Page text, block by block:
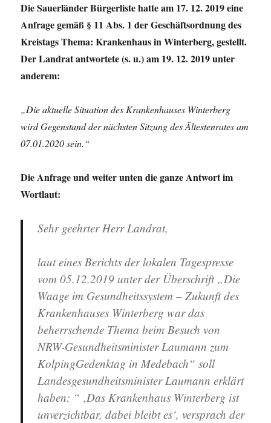
Die Sauerländer Bürgerliste hatte am 17. 12. 2019 eine
Anfrage gemäß § 11 Abs. 1 der Geschäftsordnung des
Kreistags Thema: Krankenhaus in Winterberg, gestellt.
Der Landrat antwortete (s. u.) am 19. 12. 2019 unter
anderem:
„Die aktuelle Situation des Krankenhauses Winterberg
wird Gegenstand der nächsten Sitzung des Ältestenrates am
07.01.2020 sein.“
Die Anfrage und weiter unten die ganze Antwort im
Wortlaut:
Sehr geehrter Herr Landrat,
laut eines Berichts der lokalen Tagespresse
vom 05.12.2019 unter der Überschrift „Die
Waage im Gesundheitssystem – Zukunft des
Krankenhauses Winterberg war das
beherrschende Thema beim Besuch von
NRW-Gesundheitsminister Laumann zum
KolpingGedenktag in Medebach“ soll
Landesgesundheitsminister Laumann erklärt
haben: “ ‚Das Krankenhaus Winterberg ist
unverzichtbar, dabei bleibt es‘, versprach der